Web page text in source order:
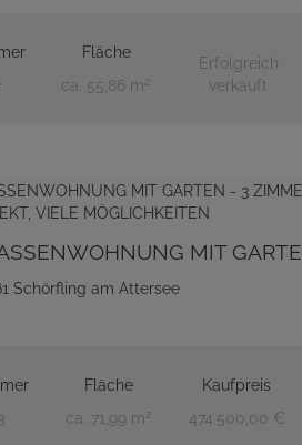
Fläche
ca. 55,86 m2
Erfolgreich
verkauft
Schörfling am Attersee
Fläche
ca. 71,99 m2
Kaufpreis
474.500,00 €